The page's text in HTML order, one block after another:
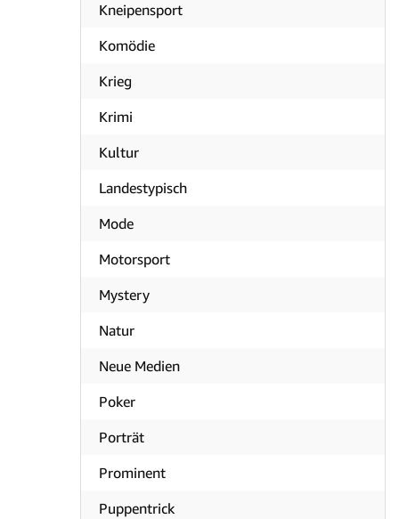
Kneipensport
Komödie
Krieg
Krimi
Kultur
Landestypisch
Mode
Motorsport
Mystery
Natur
Neue Medien
Poker
Porträt
Prominent
Puppentrick